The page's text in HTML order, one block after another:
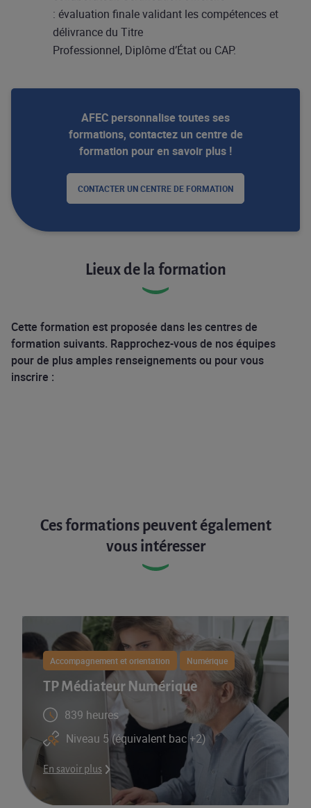
: évaluation finale validant les compétences et
délivrance du Titre
Professionnel, Diplôme d’État ou CAP.
AFEC personnalise toutes ses
formations, contactez un centre de
formation pour en savoir plus !
CONTACTER UN CENTRE DE FORMATION
Lieux de la formation
Cette formation est proposée dans les centres de
formation suivants. Rapprochez-vous de nos équipes
pour de plus amples renseignements ou pour vous
inscrire :
Ces formations peuvent également
vous intéresser
Accompagnement et orientation Numérique
TP Médiateur Numérique
839 heures
Niveau 5 (équivalent bac +2)
En savoir plus